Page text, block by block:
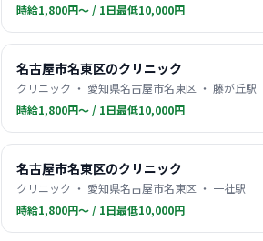
時給1,800円〜 / 1日最低10,000円
名古屋市名東区のクリニック
クリニック ・ 愛知県名古屋市名東区 ・ 藤が丘駅
時給1,800円〜 / 1日最低10,000円
名古屋市名東区のクリニック
クリニック ・ 愛知県名古屋市名東区 ・ 一社駅
時給1,800円〜 / 1日最低10,000円